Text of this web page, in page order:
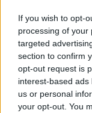
If you wish to opt-
processing of your
targeted
section to confirm
opt-out request is
interest-based
us or personal
your opt-out. You